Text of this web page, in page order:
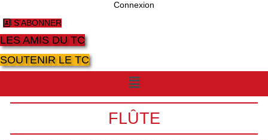
Connexion
S'ABONNER
LES AMIS DU TC
SOUTENIR LE TC
Menu
FLÛTE